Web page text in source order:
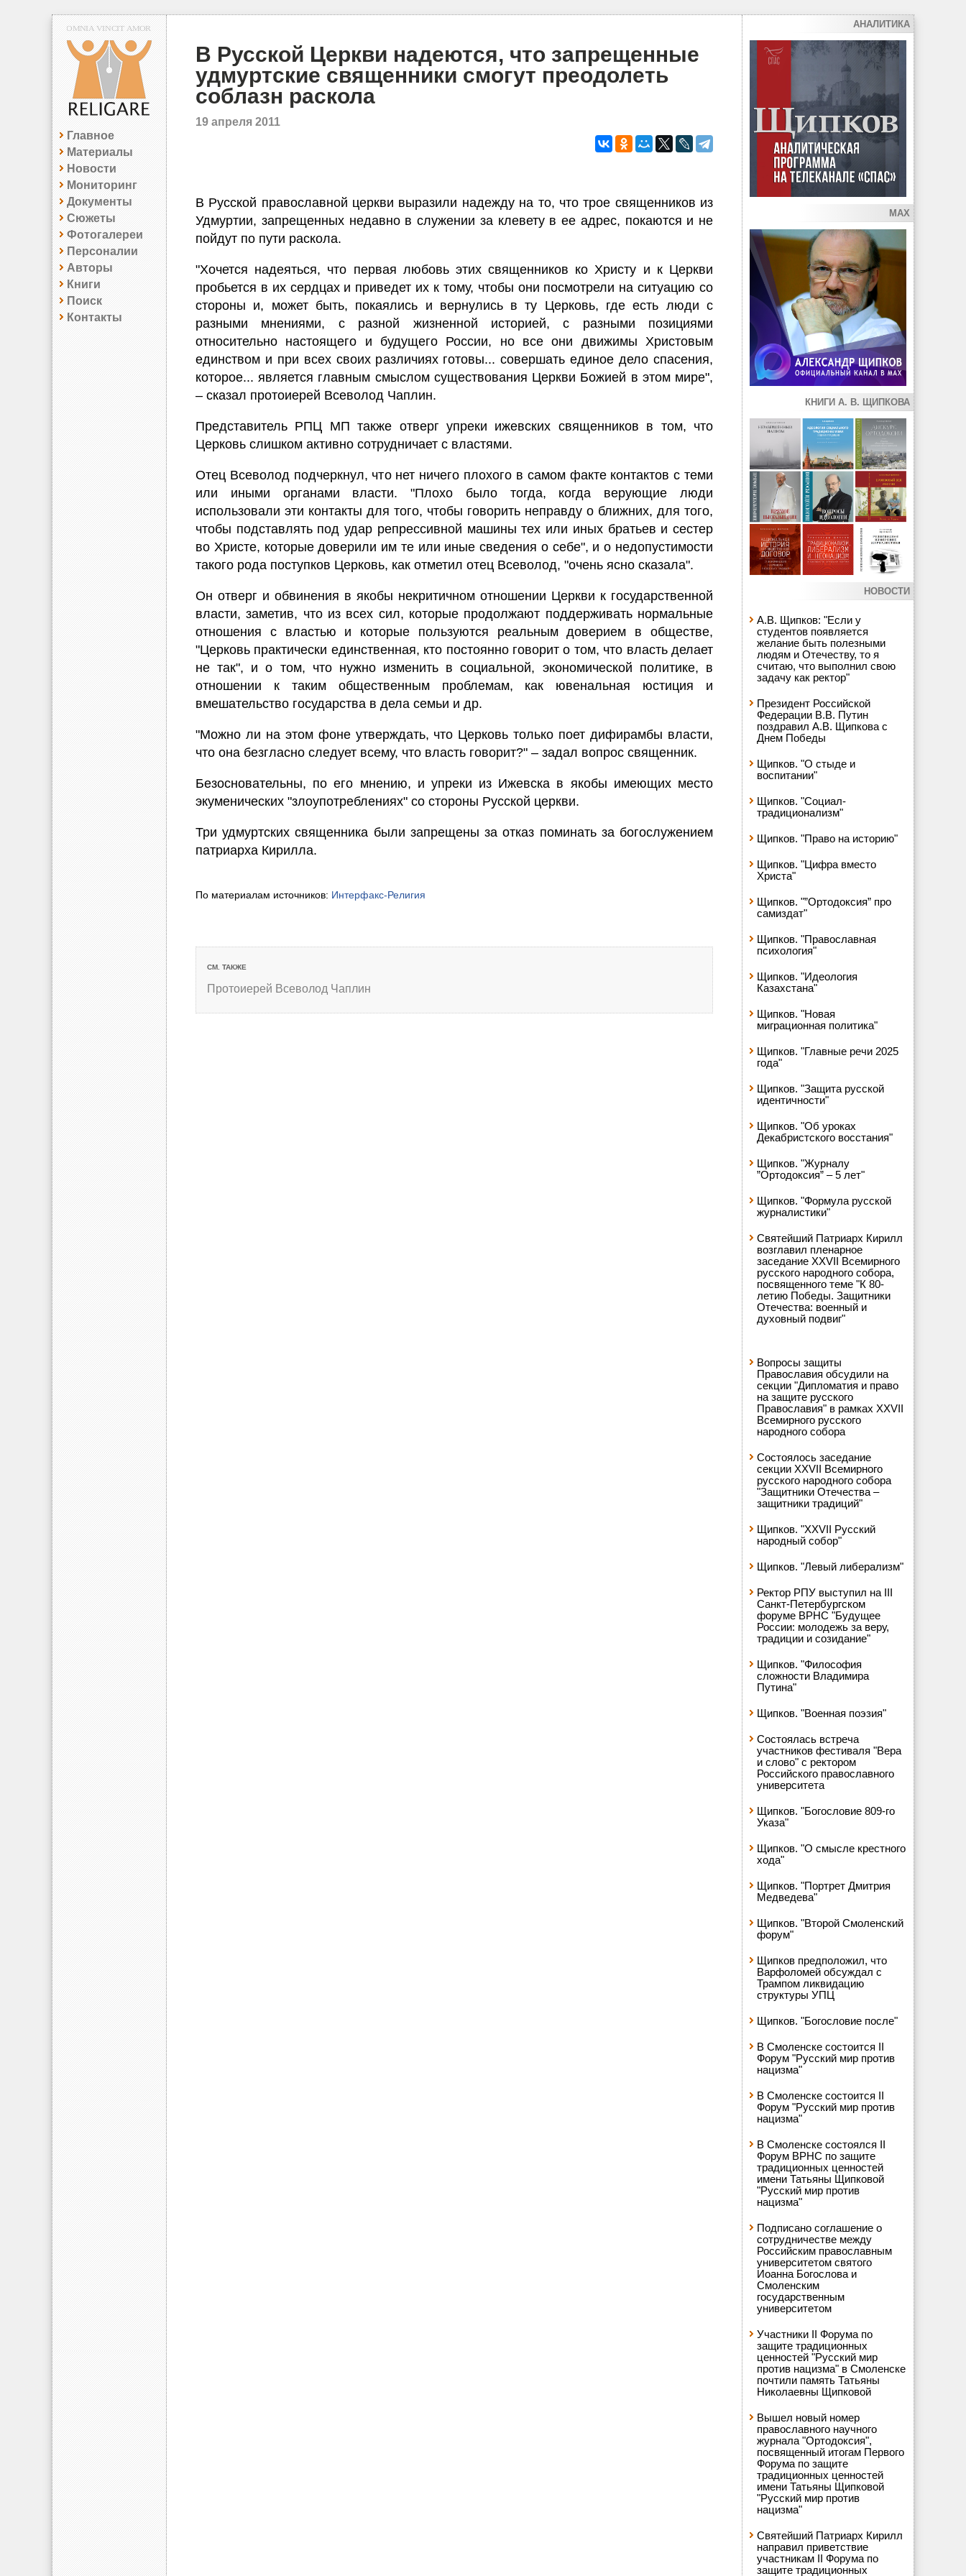
Главное
Материалы
Новости
Мониторинг
Документы
Сюжеты
Фотогалереи
Персоналии
Авторы
Книги
Поиск
Контакты
В Русской Церкви надеются, что запрещенные
удмуртские священники смогут преодолеть
соблазн раскола
19 апреля 2011
В Русской православной церкви выразили надежду на то, что трое священников из
Удмуртии, запрещенных недавно в служении за клевету в ее адрес, покаются и не
пойдут по пути раскола.
"Хочется надеяться, что первая любовь этих священников ко Христу и к Церкви
пробьется в их сердцах и приведет их к тому, чтобы они посмотрели на ситуацию со
стороны и, может быть, покаялись и вернулись в ту Церковь, где есть люди с
разными мнениями, с разной жизненной историей, с разными позициями
относительно настоящего и будущего России, но все они движимы Христовым
единством и при всех своих различиях готовы... совершать единое дело спасения,
которое... является главным смыслом существования Церкви Божией в этом мире",
– сказал протоиерей Всеволод Чаплин.
Представитель РПЦ МП также отверг упреки ижевских священников в том, что
Церковь слишком активно сотрудничает с властями.
Отец Всеволод подчеркнул, что нет ничего плохого в самом факте контактов с теми
или иными органами власти. "Плохо было тогда, когда верующие люди
использовали эти контакты для того, чтобы говорить неправду о ближних, для того,
чтобы подставлять под удар репрессивной машины тех или иных братьев и сестер
во Христе, которые доверили им те или иные сведения о себе", и о недопустимости
такого рода поступков Церковь, как отметил отец Всеволод, "очень ясно сказала".
Он отверг и обвинения в якобы некритичном отношении Церкви к государственной
власти, заметив, что из всех сил, которые продолжают поддерживать нормальные
отношения с властью и которые пользуются реальным доверием в обществе,
"Церковь практически единственная, кто постоянно говорит о том, что власть делает
не так", и о том, что нужно изменить в социальной, экономической политике, в
отношении к таким общественным проблемам, как ювенальная юстиция и
вмешательство государства в дела семьи и др.
"Можно ли на этом фоне утверждать, что Церковь только поет дифирамбы власти,
что она безгласно следует всему, что власть говорит?" – задал вопрос священник.
Безосновательны, по его мнению, и упреки из Ижевска в якобы имеющих место
экуменических "злоупотреблениях" со стороны Русской церкви.
Три удмуртских священника были запрещены за отказ поминать за богослужением
патриарха Кирилла.
По материалам источников: Интерфакс-Религия
СМ. ТАКЖЕ
Протоиерей Всеволод Чаплин
АНАЛИТИКА
MAX
КНИГИ А. В. ЩИПКОВА
НОВОСТИ
А.В. Щипков: "Если у
студентов появляется
желание быть полезными
людям и Отечеству, то я
считаю, что выполнил свою
задачу как ректор"
Президент Российской
Федерации В.В. Путин
поздравил А.В. Щипкова с
Днем Победы
Щипков. "О стыде и
воспитании"
Щипков. "Социал-
традиционализм"
Щипков. "Право на историю"
Щипков. "Цифра вместо
Христа"
Щипков. "”Ортодоксия” про
самиздат"
Щипков. "Православная
психология"
Щипков. "Идеология
Казахстана"
Щипков. "Новая
миграционная политика"
Щипков. "Главные речи 2025
года"
Щипков. "Защита русской
идентичности"
Щипков. "Об уроках
Декабристского восстания"
Щипков. "Журналу
”Ортодоксия” – 5 лет"
Щипков. "Формула русской
журналистики"
Святейший Патриарх Кирилл
возглавил пленарное
заседание XXVII Всемирного
русского народного собора,
посвященного теме "К 80-
летию Победы. Защитники
Отечества: военный и
духовный подвиг"
Вопросы защиты
Православия обсудили на
секции "Дипломатия и право
на защите русского
Православия" в рамках XXVII
Всемирного русского
народного собора
Состоялось заседание
секции XXVII Всемирного
русского народного собора
"Защитники Отечества –
защитники традиций"
Щипков. "XXVII Русский
народный собор"
Щипков. "Левый либерализм"
Ректор РПУ выступил на III
Санкт-Петербургском
форуме ВРНС "Будущее
России: молодежь за веру,
традиции и созидание"
Щипков. "Философия
сложности Владимира
Путина"
Щипков. "Военная поэзия"
Состоялась встреча
участников фестиваля "Вера
и слово" с ректором
Российского православного
университета
Щипков. "Богословие 809-го
Указа"
Щипков. "О смысле крестного
хода"
Щипков. "Портрет Дмитрия
Медведева"
Щипков. "Второй Смоленский
форум"
Щипков предположил, что
Варфоломей обсуждал с
Трампом ликвидацию
структуры УПЦ
Щипков. "Богословие после"
В Смоленске состоится II
Форум "Русский мир против
нацизма"
В Смоленске состоится II
Форум "Русский мир против
нацизма"
В Смоленске состоялся II
Форум ВРНС по защите
традиционных ценностей
имени Татьяны Щипковой
"Русский мир против
нацизма"
Подписано соглашение о
сотрудничестве между
Российским православным
университетом святого
Иоанна Богослова и
Смоленским
государственным
университетом
Участники II Форума по
защите традиционных
ценностей "Русский мир
против нацизма" в Смоленске
почтили память Татьяны
Николаевны Щипковой
Вышел новый номер
православного научного
журнала "Ортодоксия",
посвященный итогам Первого
Форума по защите
традиционных ценностей
имени Татьяны Щипковой
"Русский мир против
нацизма"
Святейший Патриарх Кирилл
направил приветствие
участникам II Форума по
защите традиционных